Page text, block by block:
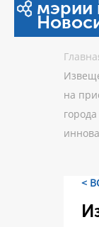
мэрии
на
<